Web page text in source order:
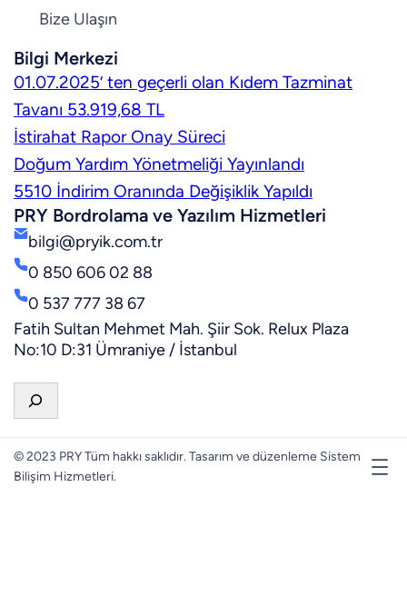
Bize Ulaşın
Bilgi Merkezi
01.07.2025’ ten geçerli olan Kıdem Tazminat
Tavanı 53.919,68 TL
İstirahat Rapor Onay Süreci
Doğum Yardım Yönetmeliği Yayınlandı
5510 İndirim Oranında Değişiklik Yapıldı
PRY Bordrolama ve Yazılım Hizmetleri
bilgi@pryik.com.tr
0 850 606 02 88
0 537 777 38 67
Fatih Sultan Mehmet Mah. Şiir Sok. Relux Plaza
No:10 D:31 Ümraniye / İstanbul
r
© 2023 PRY Tüm hakkı saklıdır. Tasarım ve düzenleme Sistem
Bilişim Hizmetleri.